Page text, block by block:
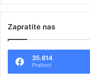
Zapratite nas
35.614
Pratioci